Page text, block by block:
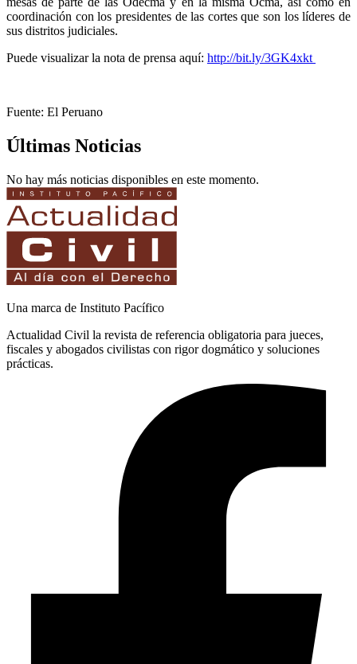
coordinación con los presidentes de las cortes que son los líderes de
sus distritos judiciales.
Puede visualizar la nota de prensa aquí: http://bit.ly/3GK4xkt
Fuente: El Peruano
Últimas Noticias
No hay más noticias disponibles en este momento.
Una marca de Instituto Pacífico
Actualidad Civil la revista de referencia obligatoria para jueces,
fiscales y abogados civilistas con rigor dogmático y soluciones
prácticas.